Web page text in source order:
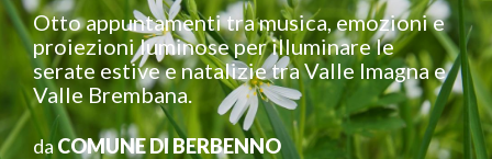
Otto appuntamenti tra musica, emozioni e
proiezioni luminose per illuminare le
serate estive e natalizie tra Valle Imagna e
Valle Brembana.
daCOMUNE DI BERBENNO